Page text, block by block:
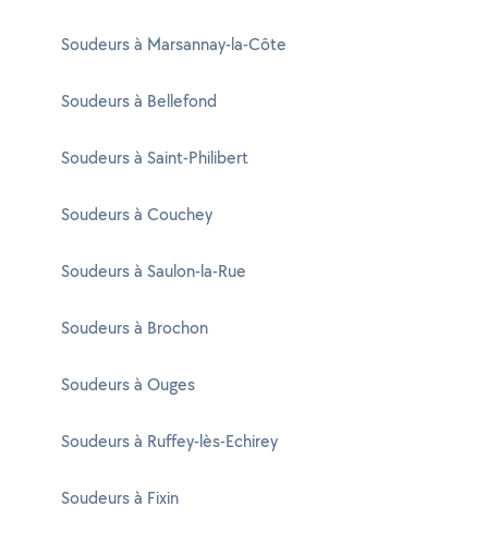
Soudeurs à Marsannay-la-Côte
Soudeurs à Bellefond
Soudeurs à Saint-Philibert
Soudeurs à Couchey
Soudeurs à Saulon-la-Rue
Soudeurs à Brochon
Soudeurs à Ouges
Soudeurs à Ruffey-lès-Echirey
Soudeurs à Fixin